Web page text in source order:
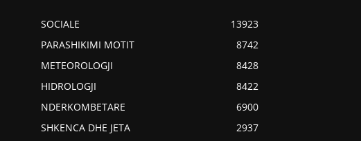
SOCIALE
13923
PARASHIKIMI MOTIT
8742
METEOROLOGJI
8428
HIDROLOGJI
8422
NDERKOMBETARE
6900
SHKENCA DHE JETA
2937